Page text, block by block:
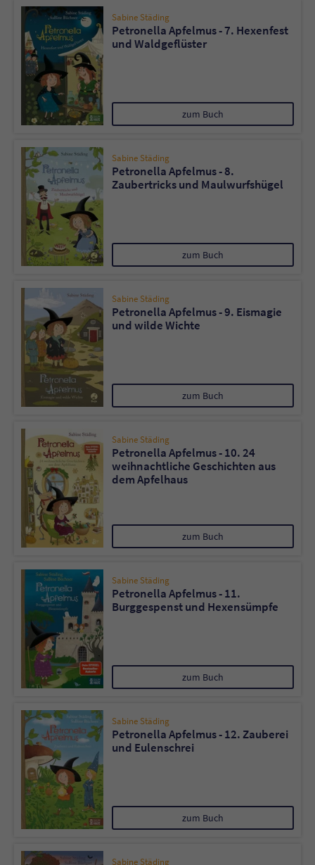
Sabine Städing
Petronella Apfelmus - 7. Hexenfest
und Waldgeflüster
zum Buch
Sabine Städing
Petronella Apfelmus - 8.
Zaubertricks und Maulwurfshügel
zum Buch
Sabine Städing
Petronella Apfelmus - 9. Eismagie
und wilde Wichte
zum Buch
Sabine Städing
Petronella Apfelmus - 10. 24
weihnachtliche Geschichten aus
dem Apfelhaus
zum Buch
Sabine Städing
Petronella Apfelmus - 11.
Burggespenst und Hexensümpfe
zum Buch
Sabine Städing
Petronella Apfelmus - 12. Zauberei
und Eulenschrei
zum Buch
Sabine Städing